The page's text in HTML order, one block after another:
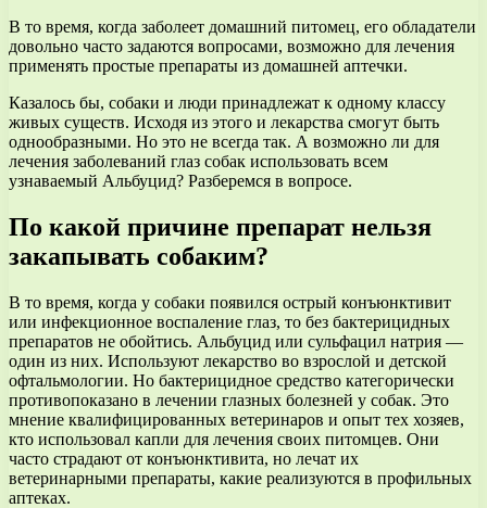
В то время, когда заболеет домашний питомец, его обладатели
довольно часто задаются вопросами, возможно для лечения
применять простые препараты из домашней аптечки.
Казалось бы, собаки и люди принадлежат к одному классу
живых существ. Исходя из этого и лекарства смогут быть
однообразными. Но это не всегда так. А возможно ли для
лечения заболеваний глаз собак использовать всем
узнаваемый Альбуцид? Разберемся в вопросе.
По какой причине препарат нельзя
закапывать собаким?
В то время, когда у собаки появился острый конъюнктивит
или инфекционное воспаление глаз, то без бактерицидных
препаратов не обойтись. Альбуцид или сульфацил натрия —
один из них. Используют лекарство во взрослой и детской
офтальмологии. Но бактерицидное средство категорически
противопоказано в лечении глазных болезней у собак. Это
мнение квалифицированных ветеринаров и опыт тех хозяев,
кто использовал капли для лечения своих питомцев. Они
часто страдают от конъюнктивита, но лечат их
ветеринарными препараты, какие реализуются в профильных
аптеках.